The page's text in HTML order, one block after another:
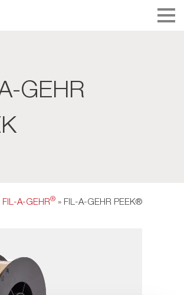
GEHR
FIL-A-GEHR® » FIL-A-GEHR PEEK®